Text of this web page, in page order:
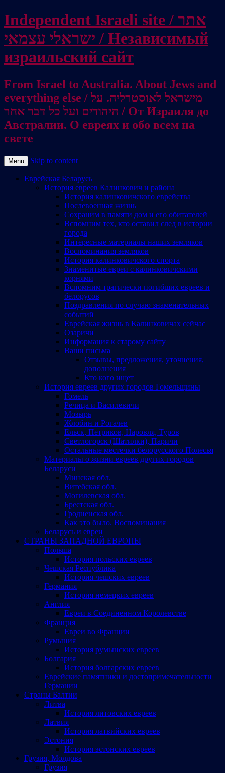
Independent Israeli site / אתר
ישראלי עצמאי / Независимый
израильский сайт
From Israel to Australia. About Jews and
everything else / מישראל לאוסטרליה. על
היהודים ועל כל דבר אחר / От Израиля до
Австралии. О евреях и обо всем на
свете
Menu Skip to content
Еврейская Беларусь
История евреев Калинкович и района
История калинковичского еврейства
Послевоенная жизнь
Сохраним в памяти дом и его обитателей
Вспомним тех, кто оставил след в истории
города
Интересные материалы наших земляков
Воспоминания земляков
История калинковичского спорта
Знаменитые евреи с калинковичскими
корнями
Вспомним трагически погибших евреев и
белорусов
Поздравления по случаю знаменательных
событий
Еврейская жизнь в Калинковичах сейчас
Озаричи
Информация к старому сайту
Ваши письма
Отзывы, предложения, уточнения,
дополнения
Кто кого ищет
История евреев других городов Гомельщины
Гомель
Речица и Василевичи
Мозырь
Жлобин и Рогачев
Ельск, Петриков, Наровля, Туров
Светлогорск (Шатилки), Паричи
Остальные местечки белорусского Полесья
Материалы о жизни евреев других городов
Беларуси
Минская обл.
Витебская обл.
Могилевская обл.
Брестская обл.
Гродненская обл.
Как это было. Воспоминания
Беларусь и евреи
СТРАНЫ ЗАПАДНОЙ ЕВРОПЫ
Польша
История польских евреев
Чешская Республика
История чешских евреев
Германия
История немецких евреев
Англия
Евреи в Соединенном Королевстве
Франция
Евреи во Франции
Румыния
История румынских евреев
Болгария
История болгарских евреев
Еврейские памятники и достопримечательности
Германии
Страны Балтии
Литва
История литовских евреев
Латвия
История латвийских евреев
Эстония
История эстонских евреев
Грузия, Молдова
Грузия